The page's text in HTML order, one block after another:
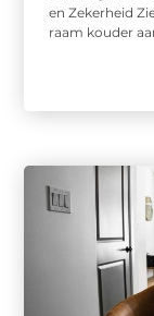
en Zekerheid
raam kouder